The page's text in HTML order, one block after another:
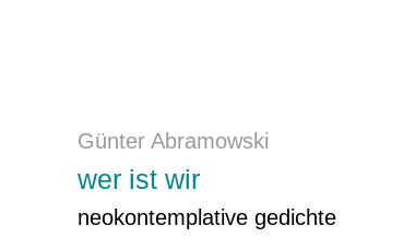
Günter Abramowski
wer ist wir
neokontemplative gedichte